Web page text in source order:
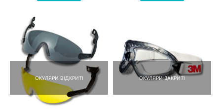
ОКУЛЯРИ ВІДКРИТІ ОКУЛЯРИ ЗАКРИТІ